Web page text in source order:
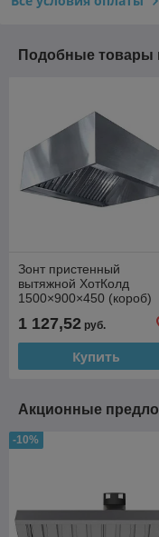
Подобные товары
Зонт пристенный
вытяжной ХотКолд
1500×900×450 (короб)
1 127,52 руб.
Купить
Акционные
-10%